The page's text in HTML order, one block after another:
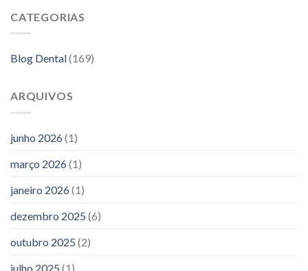
CATEGORIAS
Blog Dental(169)
ARQUIVOS
junho 2026(1)
março 2026(1)
janeiro 2026(1)
dezembro 2025 (6)
outubro 2025 (2)
julho 2025 (1)